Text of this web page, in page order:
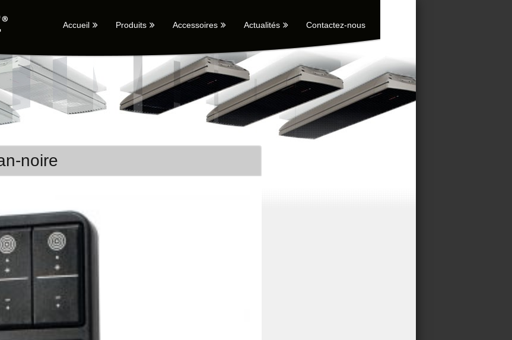
Accueil Produits Accessoires Actualités Contactez-nous
noire